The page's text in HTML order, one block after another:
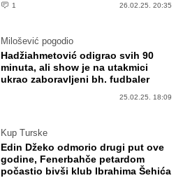
1 26.02.25. 20:35
Milošević pogodio
Hadžiahmetović odigrao svih 90
minuta, ali show je na utakmici
ukrao zaboravljeni bh. fudbaler
25.02.25. 18:09
Kup Turske
Edin Džeko odmorio drugi put ove
godine, Fenerbahče petardom
počastio bivši klub Ibrahima Šehića